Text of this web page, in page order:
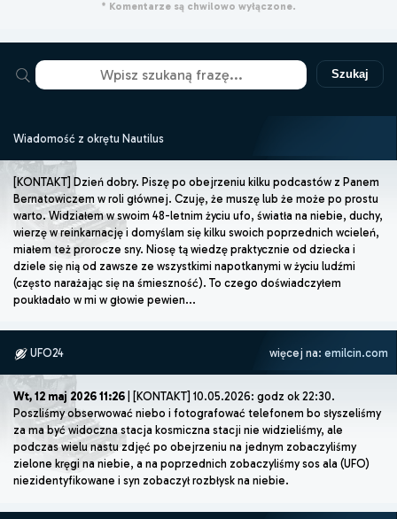
* Komentarze są chwilowo wyłączone.
Szukaj
Wiadomość z okrętu Nautilus
[KONTAKT] Dzień dobry. Piszę po obejrzeniu kilku podcastów z Panem
Bernatowiczem w roli głównej. Czuję, że muszę lub że może po prostu
warto. Widziałem w swoim 48-letnim życiu ufo, światła na niebie, duchy,
wierzę w reinkarnację i domyślam się kilku swoich poprzednich wcieleń,
miałem też prorocze sny. Niosę tą wiedzę praktycznie od dziecka i
dziele się nią od zawsze ze wszystkimi napotkanymi w życiu ludźmi
(często narażając się na śmieszność). To czego doświadczyłem
poukładało w mi w głowie pewien...
UFO24 więcej na: emilcin.com
Wt, 12 maj 2026 11:26 | [KONTAKT] 10.05.2026: godz ok 22:30.
Poszliśmy obserwować niebo i fotografować telefonem bo słyszeliśmy
za ma być widoczna stacja kosmiczna stacji nie widzieliśmy, ale
podczas wielu nastu zdjęć po obejrzeniu na jednym zobaczyliśmy
zielone kręgi na niebie, a na poprzednich zobaczyliśmy sos ala (UFO)
niezidentyfikowane i syn zobaczył rozbłysk na niebie.